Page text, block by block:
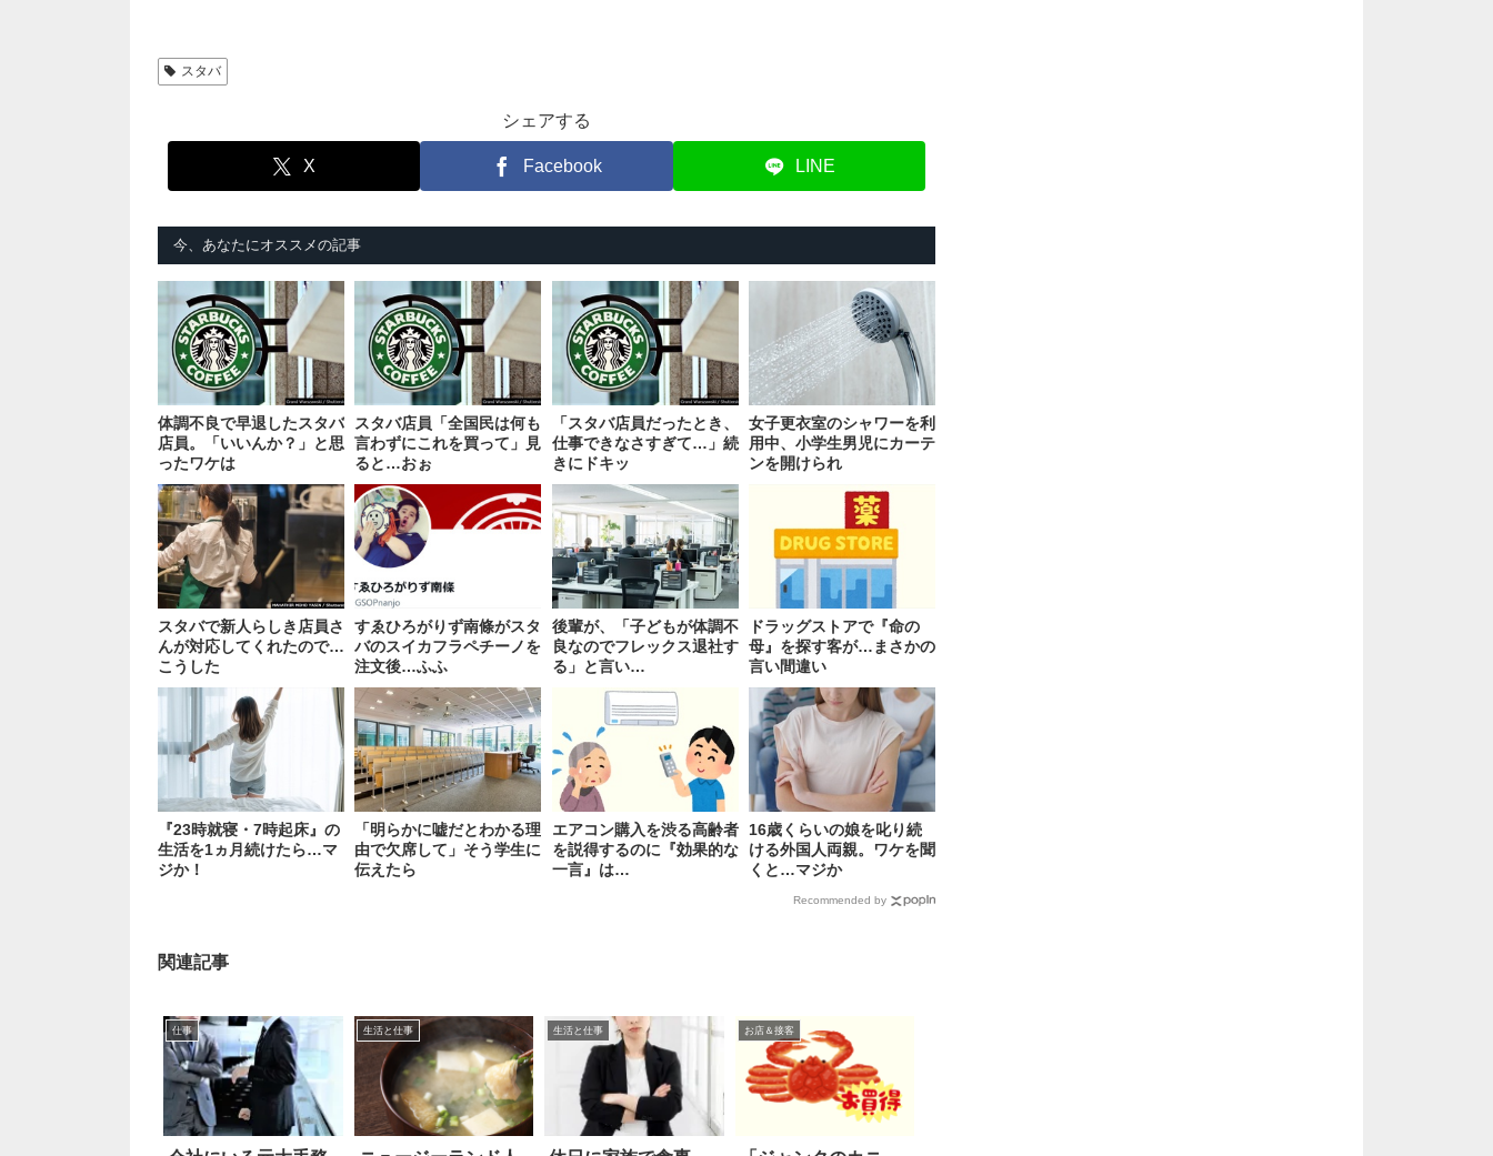
スタバ
シェアする
X Facebook LINE
今、あなたにオススメの記事
体調不良で早退したスタバ
店員。「いいんか？」と思
ったワケは
スタバ店員「全国民は何も
言わずにこれを買って」見
ると…おぉ
「スタバ店員だったとき、
仕事できなさすぎて…」続
きにドキッ
女子更衣室のシャワーを利
用中、小学生男児にカーテ
ンを開けられ
スタバで新人らしき店員さ
んが対応してくれたので…
こうした
すゑひろがりず南條がスタ
バのスイカフラペチーノを
注文後…ふふ
後輩が、「子どもが体調不
良なのでフレックス退社す
る」と言い…
ドラッグストアで『命の
母』を探す客が…まさかの
言い間違い
『23時就寝・7時起床』の
生活を1ヵ月続けたら…マ
ジか！
「明らかに嘘だとわかる理
由で欠席して」そう学生に
伝えたら
エアコン購入を渋る高齢者
を説得するのに『効果的な
一言』は…
16歳くらいの娘を叱り続
ける外国人両親。ワケを聞
くと…マジか
Recommended by
関連記事
仕事 生活と仕事 生活と仕事 お店＆接客